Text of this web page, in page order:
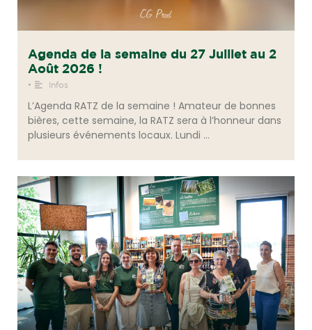
Agenda de la semaine du 27 Juillet au 2
Août 2026 !
• Infos
L’Agenda RATZ de la semaine ! Amateur de bonnes
bières, cette semaine, la RATZ sera à l’honneur dans
plusieurs événements locaux. Lundi …